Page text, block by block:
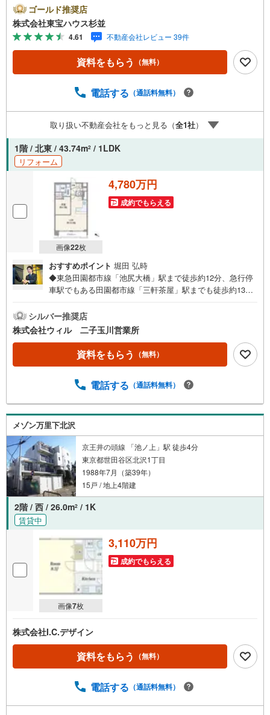
したプロが、何のしがらみもなく、お客様の理想の物件を
お探しします。東宝ハウス杉並【（FD）:】ご見学希望の物
件以外も併せてご案内させていただきます。遠慮なくご希
望をお伝えくださいませ。■ご見学について■【営業時間 9:
00～21:00】人気物件は特に問い合わせが集中するため、お
早めにお電話くださいませ。「室内・現地を見学する」ボ
TOHO HOUSE CLUB■弊社で売買されたお客様はTOHO H
の見直しや借り換えなど、オンラインでやりとりができま
す。■FPによるファイナンシャルライフサポート■ファイナ
ンシャルプランナーが住宅ローン、保険・税金、資産運
用、相続などの対策をアドバイスを致します。
ゴールド推奨店
株式会社東宝ハウス杉並
4.61 不動産会社レビュー 39件
資料をもらう （無料）
電話する （通話料無料）
取り扱い不動産会社をもっと見る（全1社）
1階 / 北東 / 43.74m2 / 1LDK
リフォーム
画像22枚
4,780万円
成約でもらえる
おすすめポイント 堀田 弘時
◆東急田園都市線「池尻大橋」駅まで徒歩約12分、急行停
車駅でもある田園都市線「三軒茶屋」駅までも徒歩約13分
「池ノ上」駅も徒歩約17分で利用でき、3駅3路線が利用可
能な通勤・通学にも便利な立地◆1階住戸につき、階下への
生活音の配慮を少なく過ごせる◆機能的で作業効率の良いL
字型のシステムキッチン◆ワイド仕様のバルコニーでお洗
濯もスムーズ◆不在時にも荷物の受取が可能な宅配ボック
キ池尻店」まで徒歩約5分とお買い物施設も充実【営業時間
合は「室内・現地を見学する（無料）」ボタンよりご希望
の日時をご記入いただけますとスムーズにご案内が可能で
す。【ウィル不動産販売はここが強み】（1）住宅ローンに
精通しており、社内にローン専門部署があります！（2）施
工実績多数のリフォーム部門も社内にあります！（3）定休
日なし！
シルバー推奨店
株式会社ウィル 二子玉川営業所
資料をもらう （無料）
電話する （通話料無料）
メゾン万里下北沢
京王井の頭線 「池ノ上」駅 徒歩4分
東京都世田谷区北沢1丁目
1988年7月（築39年）
15戸 / 地上4階建
2階 / 西 / 26.0m2 / 1K
賃貸中
画像7枚
3,110万円
成約でもらえる
株式会社I.C.デザイン
資料をもらう （無料）
電話する （通話料無料）